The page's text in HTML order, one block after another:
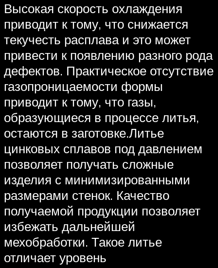
Высокая скорость охлаждения
приводит к тому, что снижается
текучесть расплава и это может
привести к появлению разного рода
дефектов. Практическое отсутствие
газопроницаемости формы
приводит к тому, что газы,
образующиеся в процессе литья,
остаются в заготовке.Литье
цинковых сплавов под давлением
позволяет получать сложные
изделия с минимизированными
размерами стенок. Качество
получаемой продукции позволяет
избежать дальнейшей
мехобработки. Такое литье
отличает уровень